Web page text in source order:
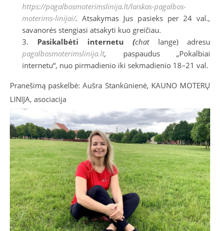
https://pagalbosmoterimslinija.lt/laiskas-pagalbos-
moterims-linijai/. Atsakymas Jus pasieks per 24 val.,
savanorės stengiasi atsakyti kuo greičiau.
Pasikalbėti internetu (chatlange) adresu
pagalbosmoterimslinija.lt, paspaudus „Pokalbiai
internetu“, nuo pirmadienio iki sekmadienio 18–21 val.
Pranešimą paskelbė: Aušra Stankūnienė, KAUNO MOTERŲ
LINIJA, asociacija